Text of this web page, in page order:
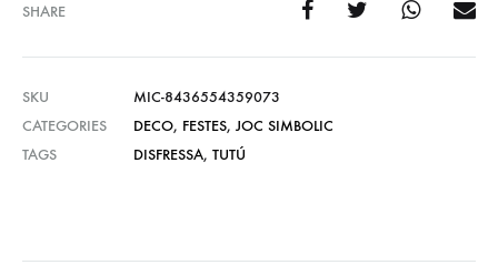
SHARE
SKU
MIC-8436554359073
CATEGORIES
DECO, FESTES, JOC SIMBOLIC
TAGS
DISFRESSA, TUTÚ